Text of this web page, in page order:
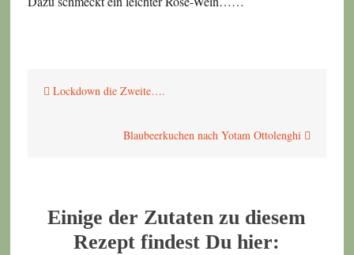
Lockdown die Zweite….
Blaubeerkuchen nach Yotam Ottolenghi
Einige der Zutaten zu diesem
Rezept findest Du hier: